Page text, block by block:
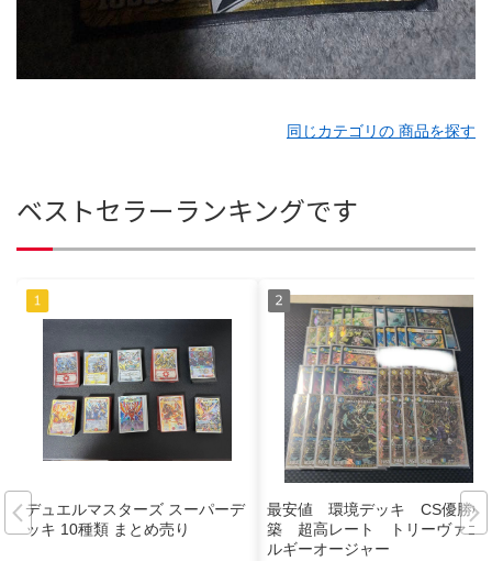
同じカテゴリの 商品を探す
ベストセラーランキングです
デュエルマスターズ スーパーデ
ッキ 10種類 まとめ売り
最安値 環境デッキ CS優勝構
築 超高レート トリーヴァゴ
ルギーオージャー